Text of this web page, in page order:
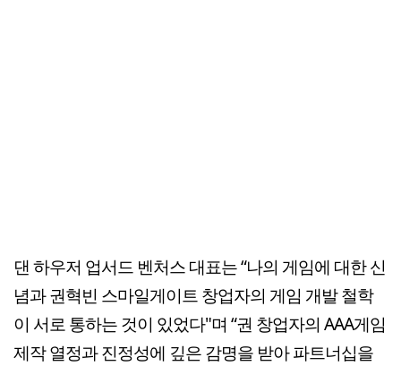
댄 하우저 업서드 벤처스 대표는 “나의 게임에 대한 신
념과 권혁빈 스마일게이트 창업자의 게임 개발 철학
이 서로 통하는 것이 있었다"며 “권 창업자의 AAA게임
제작 열정과 진정성에 깊은 감명을 받아 파트너십을